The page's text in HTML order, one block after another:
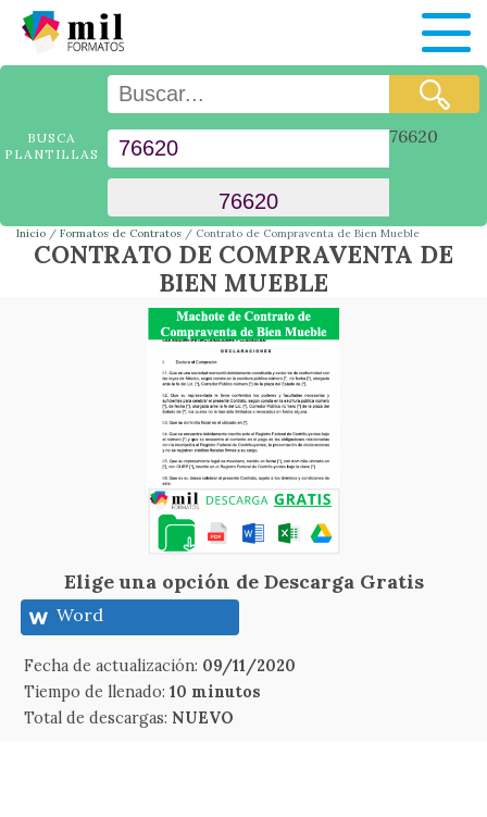
BUSCA
PLANTILLAS
76620
Inicio Formatos de Contratos Contrato de Compraventa de Bien Mueble
CONTRATO DE COMPRAVENTA DE
BIEN MUEBLE
Elige una opción de Descarga Gratis
Word
Fecha de actualización: 09/11/2020
Tiempo de llenado:10 minutos
Total de descargas: NUEVO